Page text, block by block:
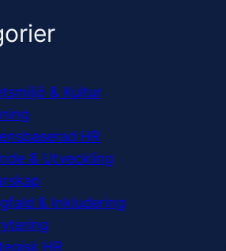
& Kultur
HR
& Utveckling
& Inkludering
HR